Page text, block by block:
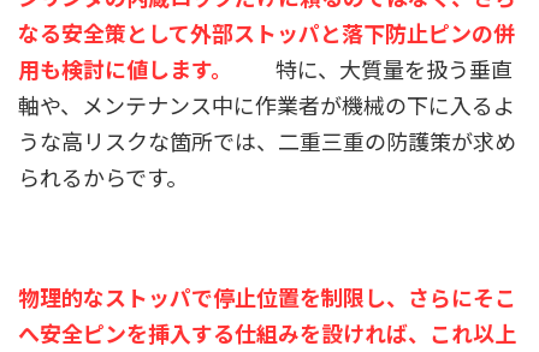
なる安全策として外部ストッパと落下防止ピンの併
用も検討に値します。
特に、大質量を扱う垂直
軸や、メンテナンス中に作業者が機械の下に入るよ
うな高リスクな箇所では、二重三重の防護策が求め
られるからです。
物理的なストッパで停止位置を制限し、さらにそこ
へ安全ピンを挿入する仕組みを設ければ、これ以上